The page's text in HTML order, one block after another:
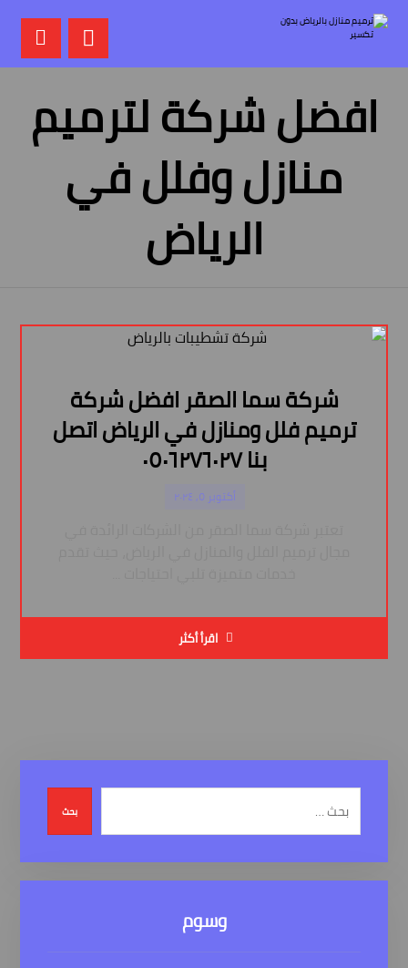
افضل شركة لترميم
منازل وفلل في
الرياض
شركة سما الصقر افضل شركة
ترميم فلل ومنازل في الرياض اتصل
بنا ٠٥٠٦٢٧٦٠٢٧
أكتوبر ٥, ٢٠٢٤
اقرأ أكثر
بحث
وسوم